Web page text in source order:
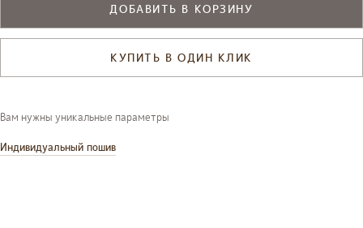
ДОБАВИТЬ В КОРЗИНУ
КУПИТЬ В ОДИН КЛИК
Вам нужны уникальные параметры
Индивидуальный пошив